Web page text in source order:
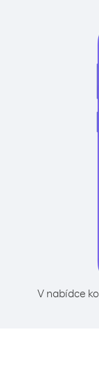
V nabídce